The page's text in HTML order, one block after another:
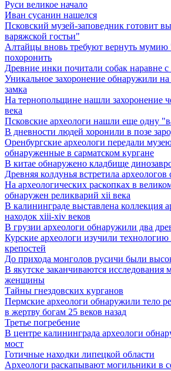
Руси великое начало
Иван сусанин нашелся
Псковский музей-заповедник готовит
варяжской гостьи"
Алтайцы вновь требуют вернуть
похоронить
Древние инки почитали собак наравне
Уникальное захоронение обнаружили
замка
На тернопольщине нашли захоронение
века
Псковские археологи нашли еще одну
В дневности людей хоронили в позе
Оренбургские археологи передали
обнаруженные в сарматском кургане
В китае обнаружено кладбище
Древняя колдунья встретила
Hа археологических раскопках в
обнаружен реликварий xii века
В калининграде выставлена коллекция
находок xiii-xiv веков
В грузии археологи обнаружили два
Курские археологи изучили технологию
крепостей
До прихода монголов русичи были
В якутске заканчиваются
женщины
Тайны гнездовских курганов
Пермские археологи обнаружили тело
в жертву богам 25 веков назад
Третье погребение
В центре калининграда археологи
мост
Готичные находки липецкой области
Археологи раскапывают могильники в